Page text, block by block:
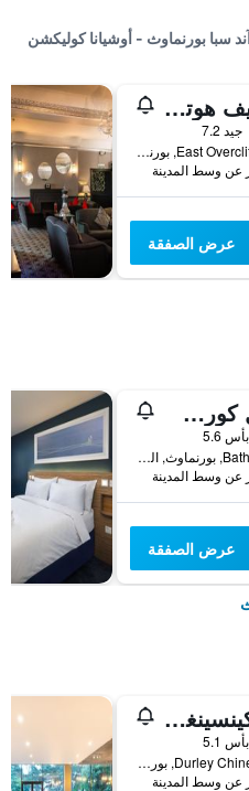
سبا بورنماوث - أوشيانا كوليكشن
سونكليف هوتل - أوشيانا كوليكشن
جيد 7.2
29 East Overcliff Drive, بورنماوث, المملكة المتحدة
عرض الصفقة
روسيل كورت هوتل بورنماوث سنترال
5.6
Bath Road, 19, بورنماوث, المملكة المتحدة
عرض الصفقة
فندق كينسينغتون
5.1
18 Durley Chine Road, بورنماوث, المملكة المتحدة